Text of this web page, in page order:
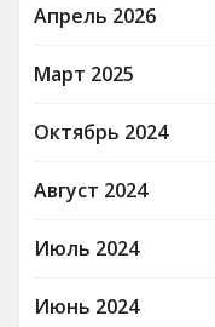
Апрель 2026
Март 2025
Октябрь 2024
Август 2024
Июль 2024
Июнь 2024